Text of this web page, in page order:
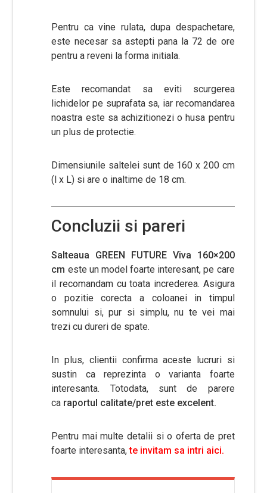
Pentru ca vine rulata, dupa despachetare,
este necesar sa astepti pana la 72 de ore
pentru a reveni la forma initiala.
Este recomandat sa eviti scurgerea
lichidelor pe suprafata sa, iar recomandarea
noastra este sa achizitionezi o husa pentru
un plus de protectie.
Dimensiunile saltelei sunt de 160 x 200 cm
(l x L) si are o inaltime de 18 cm.
Concluzii si pareri
Salteaua GREEN FUTURE Viva 160×200
cm este un model foarte interesant, pe care
il recomandam cu toata increderea. Asigura
o pozitie corecta a coloanei in timpul
somnului si, pur si simplu, nu te vei mai
trezi cu dureri de spate.
In plus, clientii confirma aceste lucruri si
sustin ca reprezinta o varianta foarte
interesanta. Totodata, sunt de parere
ca raportul calitate/pret este excelent.
Pentru mai multe detalii si o oferta de pret
foarte interesanta,te invitam sa intri aici.